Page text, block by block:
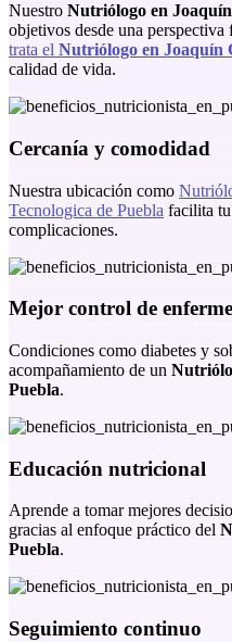
Nuestro Nutriólogo en
objetivos desde una
trata el Nutriólogo en Joaquín
calidad de vida.
Cercanía y comodidad
Nuestra ubicación como
Tecnologica de Puebla facilita
complicaciones.
Mejor control de
Condiciones como diabetes y
acompañamiento de un
Puebla.
Educación nutricional
Aprende a tomar mejores
gracias al enfoque práctico del
Puebla.
Seguimiento continuo